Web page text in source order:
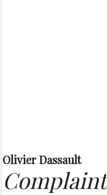
Olivier Dassault